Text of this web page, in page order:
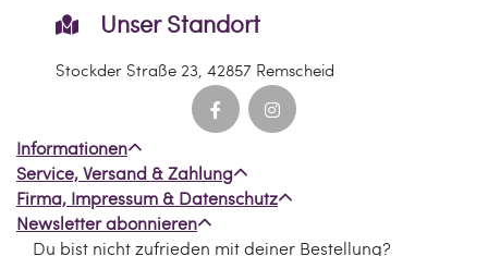
Unser Standort
Stockder Straße 23, 42857 Remscheid
Informationen
Service, Versand & Zahlung
Firma, Impressum & Datenschutz
Newsletter abonnieren
Du bist nicht zufrieden mit deiner Bestellung?